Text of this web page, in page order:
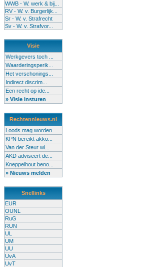
WWB - W. werk & bij...
RV - W. v. Burgerlijk...
Sr - W. v. Strafrecht
Sv - W. v. Strafvor...
Visie
Werkgevers toch ...
Waarderingsperik...
Het verschonings...
Indirect discrim...
Een recht op ide...
» Visie insturen
Rechtennieuws.nl
Loods mag worden...
KPN bereikt akko...
Van der Steur wi...
AKD adviseert de...
Kneppelhout beno...
» Nieuws melden
Snellinks
EUR
OUNL
RuG
RUN
UL
UM
UU
UvA
UvT